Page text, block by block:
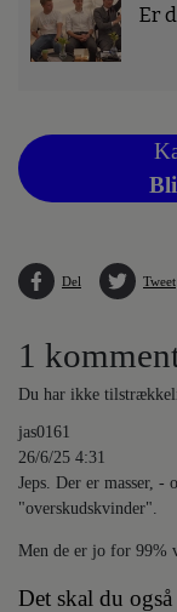
Er
Del Tweet
1
Du har ikke
jas0161
26/6/25 4:31
Jeps. Der er masser, -
"overskudskvinder".
Men de er jo for 99%
Det skal du